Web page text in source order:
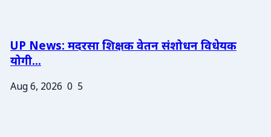
UP News: मदरसा शिक्षक वेतन संशोधन विधेयक
योगी...
Aug 6, 2026 0 5